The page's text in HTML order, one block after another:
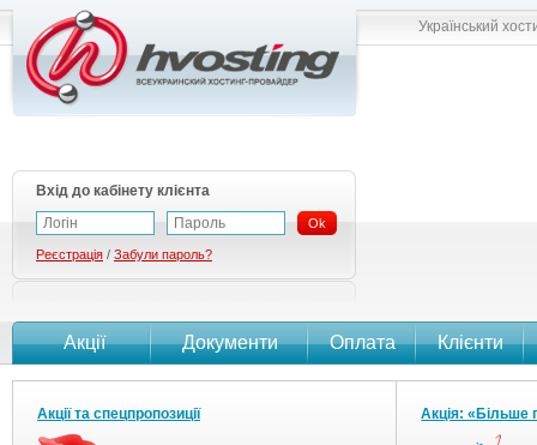
Акції Документи Оплата Клієнти
Український
Вхід до кабінету клієнта
Ok
Реєстрація / Забули пароль?
Акції та спецпропозиції Акція: «Більше